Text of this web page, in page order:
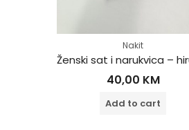
Nakit
40,00 KM
Add to cart